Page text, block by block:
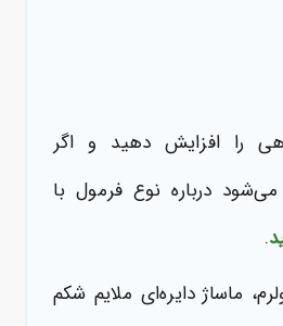
را افزایش دهید و اگر
درباره نوع فرمول با
.
ماساژ دایره‌ای ملایم شکم